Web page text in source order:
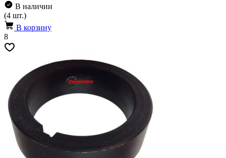
В наличии
(4 шт.)
В корзину
8